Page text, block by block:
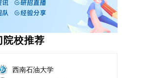
院校推荐
西南石油大学